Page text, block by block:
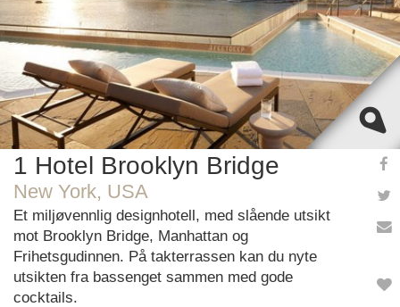
1 Hotel Brooklyn Bridge
New York, USA
Et miljøvennlig designhotell, med slående utsikt
mot Brooklyn Bridge, Manhattan og
Frihetsgudinnen. På takterrassen kan du nyte
utsikten fra bassenget sammen med gode
cocktails.